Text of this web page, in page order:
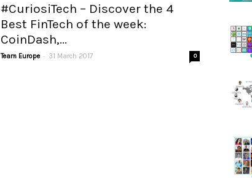
#CuriosiTech – Discover the 4
Best FinTech of the week:
CoinDash,...
Team Europe - 31 March 2017 0